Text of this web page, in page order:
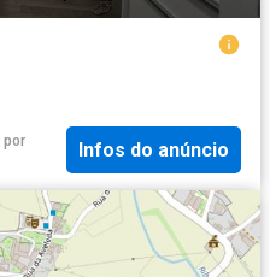
por
Infos do anúncio